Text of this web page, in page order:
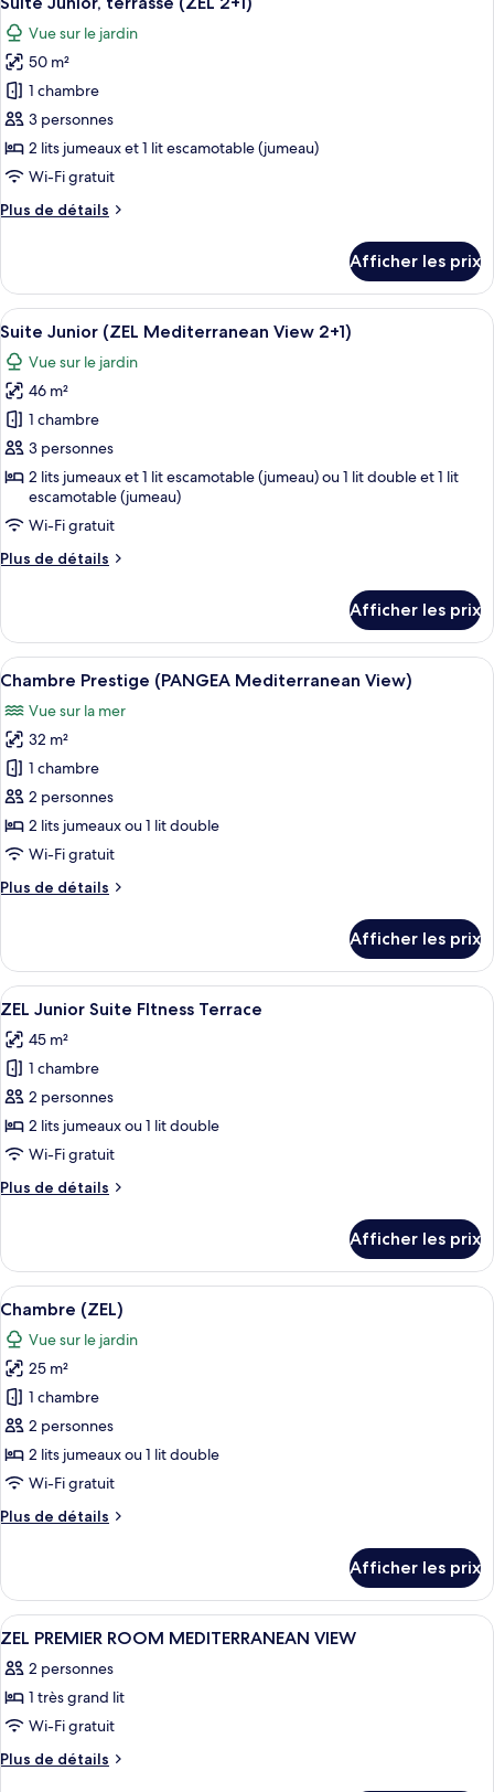
toutes
les
photos
pour
ce
type
de
chambre :
Suite
(ZEL
2+1)
Vue sur le jardin
50 m²
1 chambre
3 personnes
2 lits jumeaux et 1 lit escamotable (jumeau)
Wi-Fi gratuit
Plus de détails
Plus
Suite
Junior,
terrasse
(ZEL
2+1)
Afficher les prix
Afficher
toutes
les
photos
pour
ce
type
chambre :
Suite
Junior
Mediterranean
View
2+1)
Une chambre spacieuse avec un
9
Suite Junior (ZEL Mediterranean View 2+1)
Vue sur le jardin
46 m²
1 chambre
3 personnes
2 lits jumeaux et 1 lit escamotable (jumeau) ou 1 lit double et 1 lit
escamotable (jumeau)
Wi-Fi gratuit
Plus de détails
Plus
Suite
Junior
(ZEL
View
2+1)
Afficher les prix
Afficher
toutes
les
photos
pour
ce
type
de
chambre :
Chambre
Mediterranean
View)
Une chambre d’hôtel avec un lit, un
6
Chambre Prestige (PANGEA Mediterranean View)
Vue sur la mer
32 m²
1 chambre
2 personnes
2 lits jumeaux ou 1 lit double
Wi-Fi gratuit
Plus de détails
Plus
Chambre
Prestige
(PANGEA
View)
Afficher les prix
Afficher
toutes
les
photos
pour
ce
type
chambre :
Suite
FItness
Terrace
Un balcon avec des fauteuils de
5
ZEL Junior Suite FItness Terrace
45 m²
1 chambre
2 personnes
2 lits jumeaux ou 1 lit double
Wi-Fi gratuit
Plus de détails
Plus
ZEL
Junior
Suite
FItness
Terrace
Afficher les prix
Afficher
toutes
les
photos
pour
ce
type
de
chambre :
Chambre
Une chambre à coucher
5
Chambre (ZEL)
Vue sur le jardin
25 m²
1 chambre
2 personnes
2 lits jumeaux ou 1 lit double
Wi-Fi gratuit
Plus de détails
Plus
Chambre
(ZEL)
Afficher les prix
Afficher
toutes
les
photos
pour
ce
Literie de qualité, minibar, coffre-
2
ZEL PREMIER ROOM MEDITERRANEAN VIEW
2 personnes
1 très grand lit
Wi-Fi gratuit
Plus de détails
Plus